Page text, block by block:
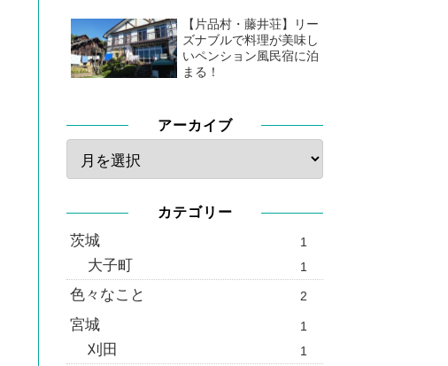
【片品村・藤井荘】リー
ズナブルで料理が美味し
いペンション風民宿に泊
まる！
アーカイブ
カテゴリー
茨城 1
大子町 1
色々なこと 2
宮城 1
刈田 1